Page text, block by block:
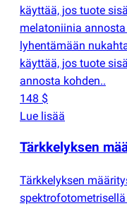
käyttää, jos tuote
melatoniinia
lyhentämään
käyttää, jos tuote
annosta kohden..
148 $
Lue lisää
Tärkkelyksen
Tärkkelyksen